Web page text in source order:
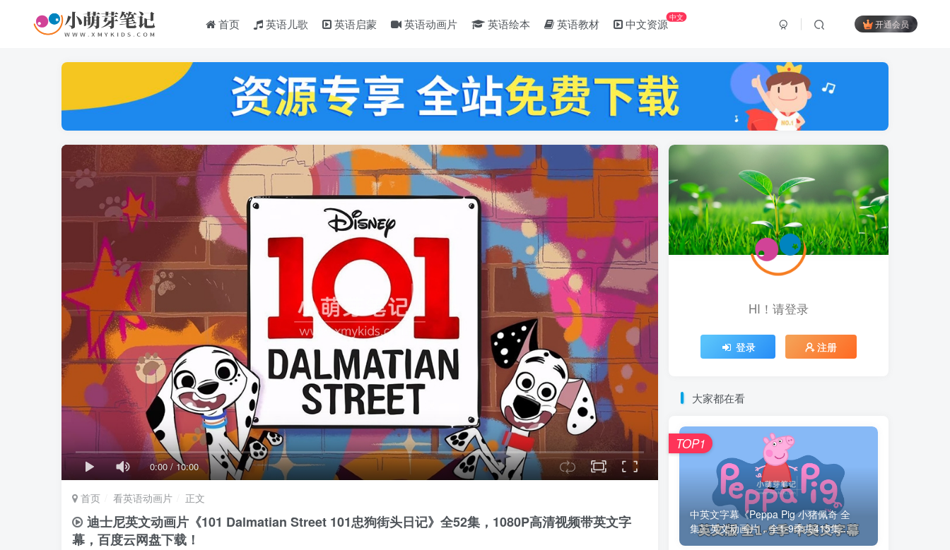
首页 英语儿歌 英语启蒙 英语动画片 英语绘本 英语教材 中文资源中文
开通会员
0:00/ 10:00
首页 看英语动画片 正文
迪士尼英文动画片《101 Dalmatian Street 101忠狗街头日记》全52集，1080P高清视频带英文字
幕，百度云网盘下载！
HI！请登录
登录 注册
大家都在看
中英文字幕《Peppa Pig 小猪佩奇 全
集》英文动画片，全1-9季共415集...
TOP1